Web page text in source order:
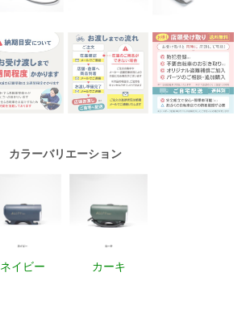
カラーバリエーション
ネイビー カーキ